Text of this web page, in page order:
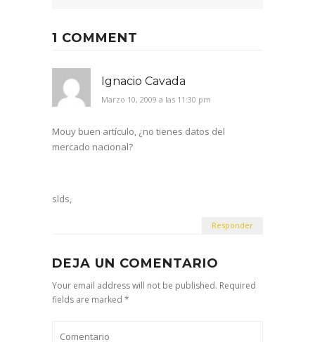
1 COMMENT
Ignacio Cavada
Marzo 10, 2009 a las 11:30 pm
Mouy buen artículo, ¿no tienes datos del
mercado nacional?
slds,
Responder
DEJA UN COMENTARIO
Your email address will not be published. Required
fields are marked *